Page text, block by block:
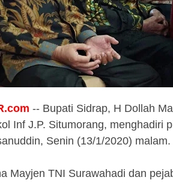
-- Bupati Sidrap, H Dollah
Inf J.P. Situmorang, menghadiri
Senin (13/1/2020) malam.
Mayjen TNI Surawahadi dan